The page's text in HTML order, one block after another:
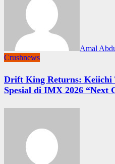
Amal
Crushnews
Drift King Returns: Keiichi
Spesial di IMX 2026 “Next